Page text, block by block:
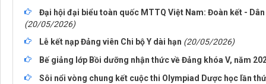
Đại hội đại biểu toàn quốc MTTQ Việt Nam: Đoàn kết -
(20/05/2026)
Lễ kết nạp Đảng viên Chi bộ Y dài hạn (20/05/2026)
Bế giảng lớp Bồi dưỡng nhận thức về Đảng khóa V, năm
Sôi nổi vòng chung kết cuộc thi Olympiad Dược học lần